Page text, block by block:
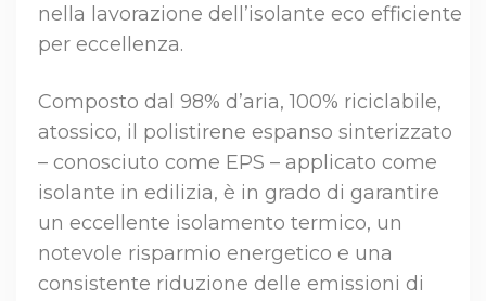
nella lavorazione dell’isolante eco efficiente
per eccellenza.
Composto dal 98% d’aria, 100% riciclabile,
atossico, il polistirene espanso sinterizzato
– conosciuto come EPS – applicato come
isolante in edilizia, è in grado di garantire
un eccellente isolamento termico, un
notevole risparmio energetico e una
consistente riduzione delle emissioni di